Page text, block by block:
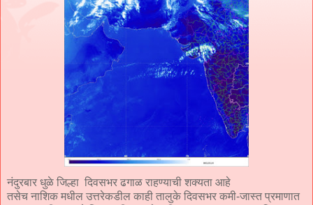
नंदुरबार धुळे जिल्हा दिवसभर ढगाळ राहण्याची शक्‍यता आहे
तसेच नाशिक मधील उत्तरेकडील काही तालुके दिवसभर कमी-जास्त प्रमाणात